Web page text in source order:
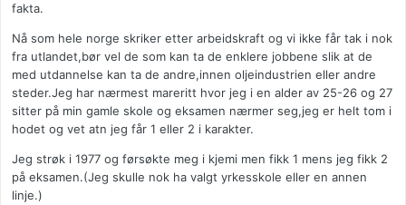
fakta.
Nå som hele norge skriker etter arbeidskraft og vi ikke får tak i nok
fra utlandet,bør vel de som kan ta de enklere jobbene slik at de
med utdannelse kan ta de andre,innen oljeindustrien eller andre
steder.Jeg har nærmest mareritt hvor jeg i en alder av 25-26 og 27
sitter på min gamle skole og eksamen nærmer seg,jeg er helt tom i
hodet og vet atn jeg får 1 eller 2 i karakter.
Jeg strøk i 1977 og førsøkte meg i kjemi men fikk 1 mens jeg fikk 2
på eksamen.(Jeg skulle nok ha valgt yrkesskole eller en annen
linje.)